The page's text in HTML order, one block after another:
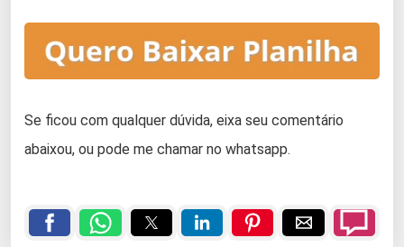
Se ficou com qualquer dúvida, eixa seu comentário
abaixou, ou pode me chamar no whatsapp.